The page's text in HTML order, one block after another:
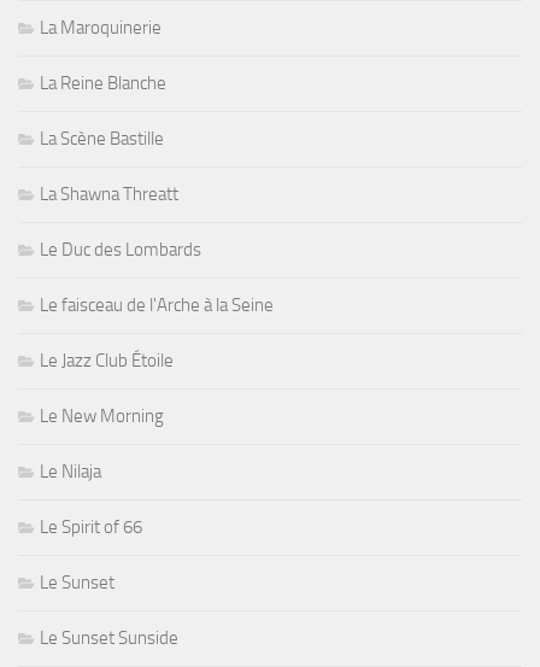
La Maroquinerie
La Reine Blanche
La Scène Bastille
La Shawna Threatt
Le Duc des Lombards
Le faisceau de l'Arche à la Seine
Le Jazz Club Étoile
Le New Morning
Le Nilaja
Le Spirit of 66
Le Sunset
Le Sunset Sunside